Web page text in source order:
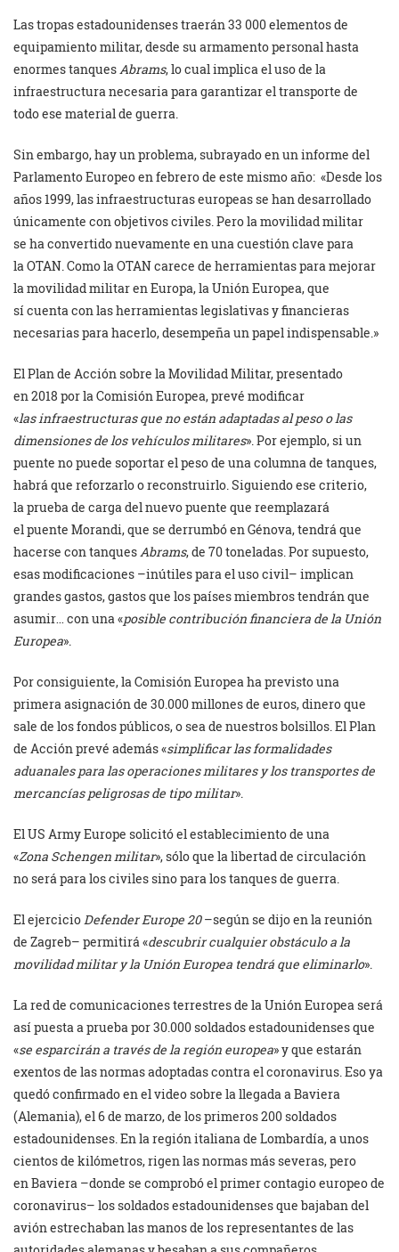
Las tropas estadounidenses traerán 33 000 elementos de
equipamiento militar, desde su ‎armamento personal hasta
enormes tanques Abrams, lo cual implica el uso de la
infraestructura ‎necesaria para garantizar el transporte de
todo ese material de guerra. ‎
Sin embargo, hay un problema, subrayado en un informe del
Parlamento Europeo en febrero de ‎este mismo año: ‎ «Desde los
años 1999, las infraestructuras europeas se han desarrollado
únicamente con ‎objetivos civiles. Pero la movilidad militar
se ha convertido nuevamente en una cuestión ‎clave para
la OTAN. Como la OTAN carece de herramientas para mejorar
la movilidad ‎militar en Europa, la Unión Europea, que
sí cuenta con las herramientas legislativas y ‎financieras
necesarias para hacerlo, desempeña un papel indispensable.»‎
El Plan de Acción sobre la Movilidad Militar, presentado
en 2018 por la Comisión Europea, prevé ‎modificar
«las infraestructuras que no están adaptadas al peso o las
dimensiones de los ‎vehículos militares». Por ejemplo, si un
puente no puede soportar el peso de una columna de ‎tanques,
habrá que reforzarlo o reconstruirlo. Siguiendo ese criterio,
la prueba de carga del ‎nuevo puente que reemplazará
el puente Morandi, que se derrumbó en Génova, tendrá que
‎hacerse con tanques Abrams, de 70 toneladas. Por supuesto,
esas modificaciones –inútiles para ‎el uso civil– implican
grandes gastos, gastos que los países miembros tendrán que
asumir… con ‎una «posible contribución financiera de la Unión
Europea». ‎
Por consiguiente, la Comisión Europea ha previsto una
primera asignación de 30.000 millones de ‎euros, dinero que
sale de los fondos públicos, o sea de nuestros bolsillos. El Plan
de Acción prevé ‎además «simplificar las formalidades
aduanales para las operaciones militares y los transportes ‎de
mercancías peligrosas de tipo militar». ‎
El US Army Europe solicitó el establecimiento de una
«Zona Schengen militar», sólo que ‎la libertad de circulación
no será para los civiles sino para los tanques de guerra. ‎
El ejercicio Defender Europe 20–según se dijo en la reunión
de Zagreb– permitirá «descubrir ‎cualquier obstáculo a la
movilidad militar y la Unión Europea tendrá que eliminarlo». ‎
La red de comunicaciones terrestres de la Unión Europea será
así puesta a prueba por ‎‎30.000 soldados estadounidenses que
«se esparcirán a través de la región europea» y que ‎estarán
exentos de las normas adoptadas contra el coronavirus. Eso ya
quedó confirmado en ‎el video sobre la llegada a Baviera
(Alemania), el 6 de marzo, de los primeros 200 soldados
‎estadounidenses. En la región italiana de Lombardía, a unos
cientos de kilómetros, rigen las ‎normas más severas, pero
en Baviera –donde se comprobó el primer contagio europeo de
‎coronavirus– los soldados estadounidenses que bajaban del
avión estrechaban las manos de los ‎representantes de las